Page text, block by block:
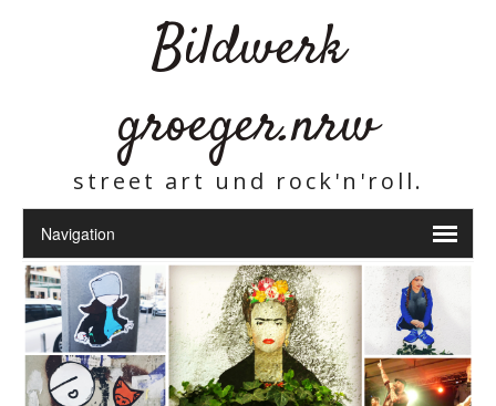
Bildwerk
groeger.nrw
street art und rock'n'roll.